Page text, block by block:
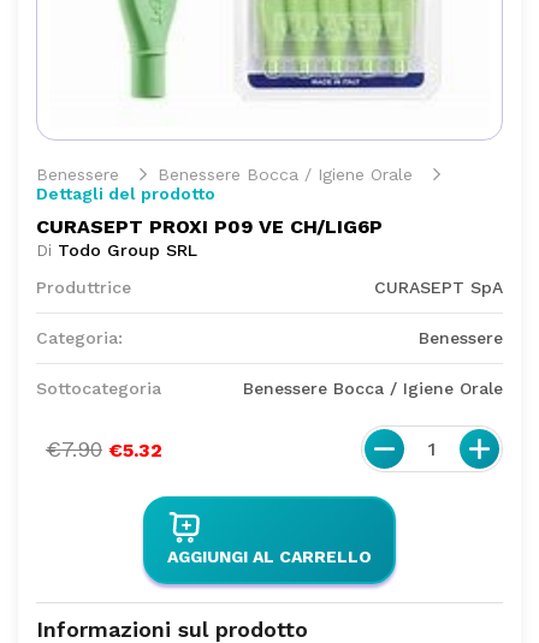
Benessere
Benessere Bocca / Igiene Orale
Dettagli del prodotto
CURASEPT PROXI P09 VE CH/LIG6P
Di Todo Group SRL
Produttrice
CURASEPT SpA
Categoria: Benessere
Sottocategoria Benessere Bocca / Igiene Orale
€7.90 €5.32 1
AGGIUNGI AL CARRELLO
Informazioni sul prodotto